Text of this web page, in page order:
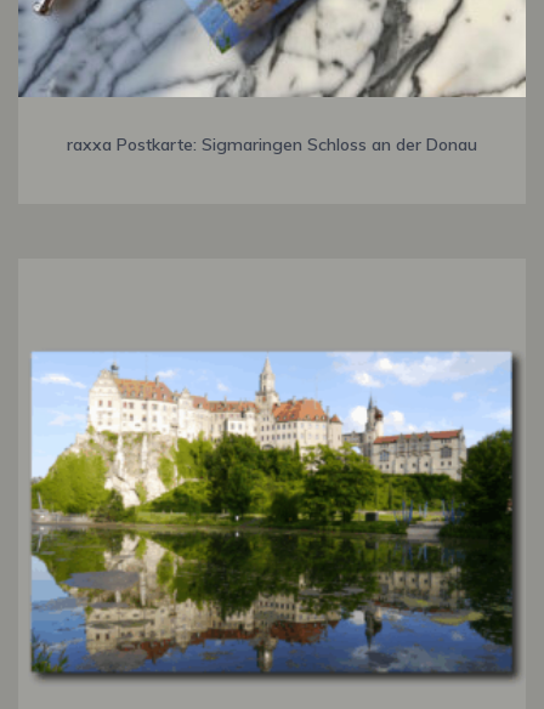
raxxa Postkarte: Sigmaringen Schloss an der Donau